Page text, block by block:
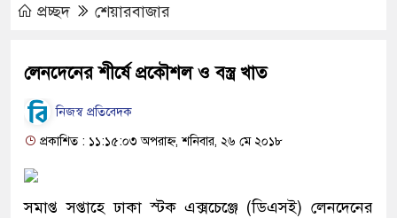
প্রচ্ছদ শেয়ারবাজার
লেনদেনের শীর্ষে প্রকৌশল ও বস্ত্র খাত
নিজস্ব প্রতিবেদক
প্রকাশিত : ১১:১৫:০৩ অপরাহ্ন, শনিবার, ২৬ মে ২০১৮
সমাপ্ত সপ্তাহে ঢাকা স্টক এক্সচেঞ্জে (ডিএসই) লেনদেনের